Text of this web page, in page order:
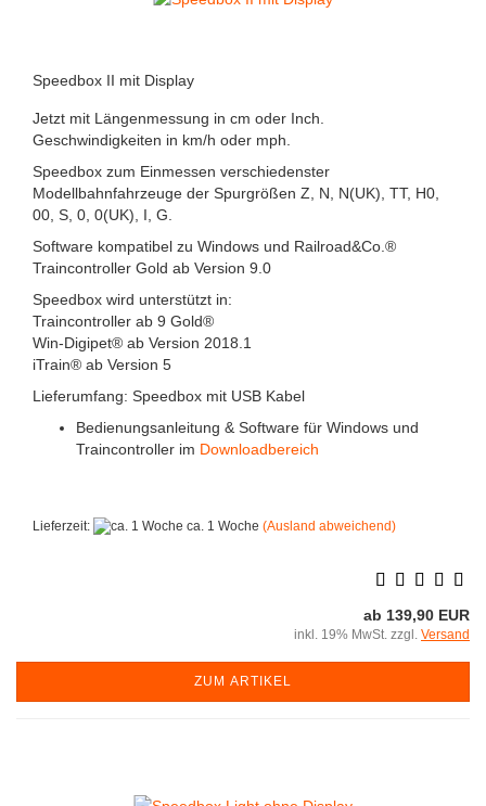
Speedbox II mit Display
Jetzt mit Längenmessung in cm oder Inch.
Geschwindigkeiten in km/h oder mph.
Speedbox zum Einmessen verschiedenster
Modellbahnfahrzeuge der Spurgrößen Z, N, N(UK), TT, H0,
00, S, 0, 0(UK), I, G.
Software kompatibel zu Windows und Railroad&Co.®
Traincontroller Gold ab Version 9.0
Speedbox wird unterstützt in:
Traincontroller ab 9 Gold®
Win-Digipet® ab Version 2018.1
iTrain® ab Version 5
Lieferumfang: Speedbox mit USB Kabel
Bedienungsanleitung & Software für Windows und
Traincontroller im Downloadbereich
Lieferzeit: ca. 1 Woche (Ausland abweichend)
ab 139,90 EUR
inkl. 19% MwSt. zzgl. Versand
ZUM ARTIKEL